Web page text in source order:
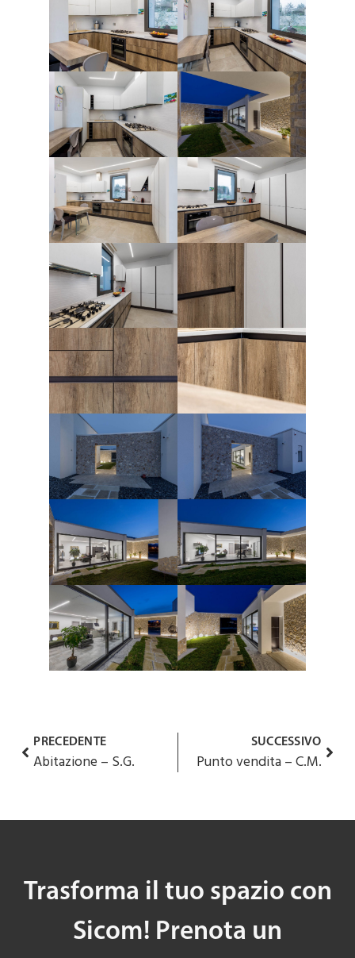
PRECEDENTE
Abitazione – S.G.
SUCCESSIVO
Punto vendita – C.M.
Trasforma il tuo spazio con
Sicom! Prenota un